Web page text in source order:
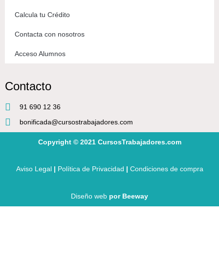
Calcula tu Crédito
Contacta con nosotros
Acceso Alumnos
Contacto
91 690 12 36
bonificada@cursostrabajadores.com
Copyright © 2021 CursosTrabajadores.com
Aviso Legal| Política de Privacidad | Condiciones de compra
Diseño web por Beeway